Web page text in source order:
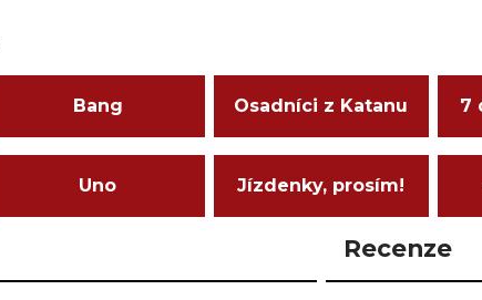
Bang Osadníci z Katanu 7
Uno Jízdenky, prosím!
Recenze